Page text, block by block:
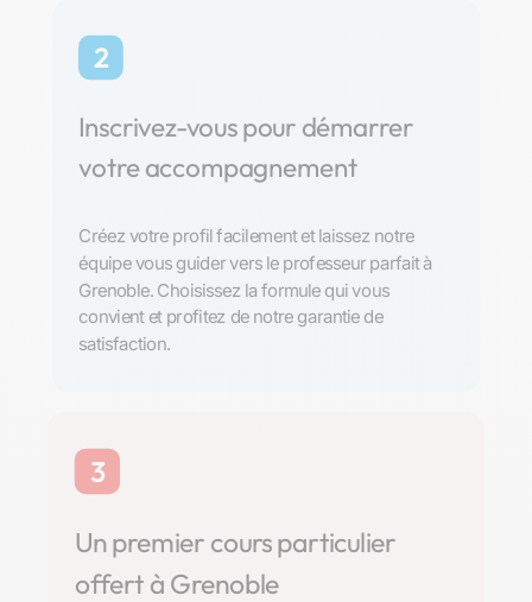
2
Inscrivez-vous pour démarrer
votre accompagnement
Créez votre profil facilement et laissez notre
équipe vous guider vers le professeur parfait à
Grenoble. Choisissez la formule qui vous
convient et profitez de notre garantie de
satisfaction.
3
Un premier cours particulier
offert à Grenoble